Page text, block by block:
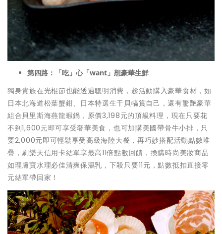
第四路：「吃」心「want」想豪華生鮮
獨身貴族在光棍節也能透過聰明消費，趁活動購入豪華食材，如
日本北海道松葉蟹鉗、日本特選生干貝犒賞自己，還有驚艷豪華
組合貝里斯海燕龍蝦鍋，原價3,198元的頂級料理，現在只要花
不到1,600元即可享受奢華美食，也可加購美國帶骨牛小排，只
要2,000元即可輕鬆享受高級海陸大餐，再巧妙搭配活動點數堆
疊，刷樂天信用卡結單享最高11倍點數回饋，換購時尚美妝商品
如理膚寶水理必佳清爽保濕乳，下殺只要11元，點數抵扣直接零
元結單帶回家！